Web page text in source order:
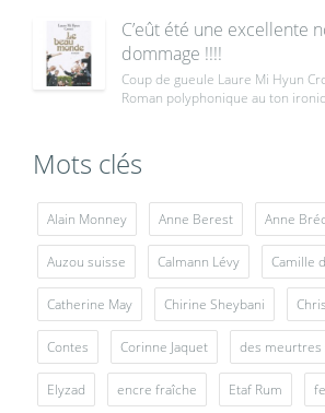
C’eût été une excellente
dommage !!!!
Coup de gueule Laure Mi Hyun
Roman polyphonique au ton
Mots clés
Alain Monney Anne Berest Anne
Auzou suisse Calmann Lévy Camille
Catherine May Chirine Sheybani
Contes Corinne Jaquet des meurtres
Elyzad encre fraîche Etaf Rum